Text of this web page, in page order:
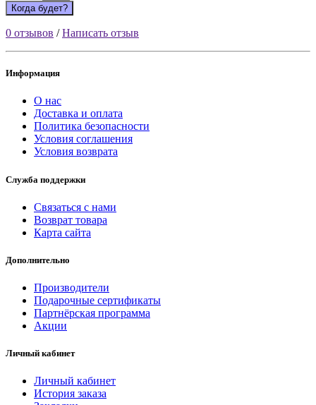
Когда будет?
0 отзывов /Написать отзыв
Информация
О нас
Доставка и оплата
Политика безопасности
Условия соглашения
Условия возврата
Служба поддержки
Связаться с нами
Возврат товара
Карта сайта
Дополнительно
Производители
Подарочные сертификаты
Партнёрская программа
Акции
Личный кабинет
Личный кабинет
История заказа